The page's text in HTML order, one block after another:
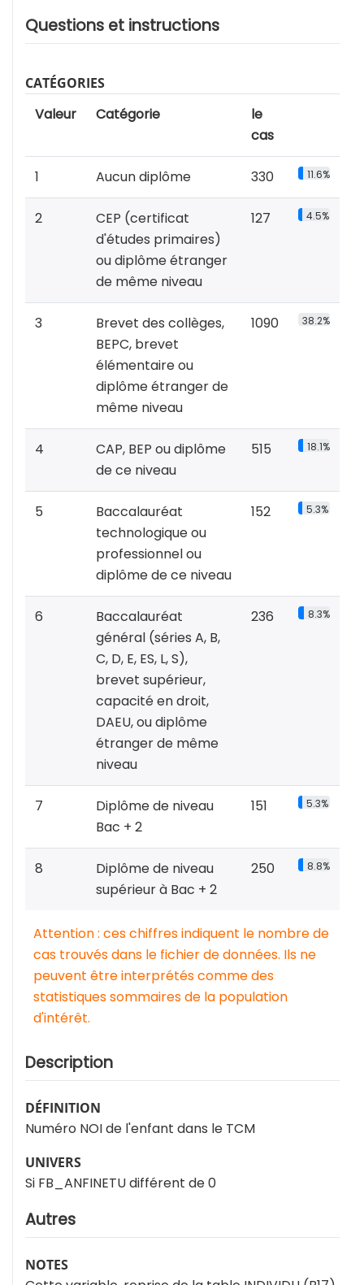
Questions et instructions
CATÉGORIES
Valeur Catégorie
le
cas
1 Aucun diplôme 330 11.6%
2
CEP (certificat
d'études primaires)
ou diplôme étranger
de même niveau
127 4.5%
3
Brevet des collèges,
BEPC, brevet
élémentaire ou
diplôme étranger de
même niveau
1090 38.2%
4
CAP, BEP ou diplôme
de ce niveau
515 18.1%
5
Baccalauréat
technologique ou
professionnel ou
diplôme de ce niveau
152 5.3%
6
Baccalauréat
général (séries A, B,
C, D, E, ES, L, S),
brevet supérieur,
capacité en droit,
DAEU, ou diplôme
étranger de même
niveau
236 8.3%
7
Diplôme de niveau
Bac + 2
151 5.3%
8
Diplôme de niveau
supérieur à Bac + 2
250 8.8%
Attention : ces chiffres indiquent le nombre de
cas trouvés dans le fichier de données. Ils ne
peuvent être interprétés comme des
statistiques sommaires de la population
d'intérêt.
Description
DÉFINITION
Numéro NOI de l'enfant dans le TCM
UNIVERS
Si FB_ANFINETU différent de 0
Autres
NOTES